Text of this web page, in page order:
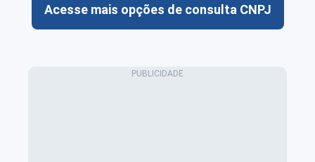
Acesse mais opções de consulta CNPJ